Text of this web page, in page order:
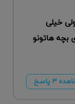
خیلی
هاتونو
۳ پاسخ